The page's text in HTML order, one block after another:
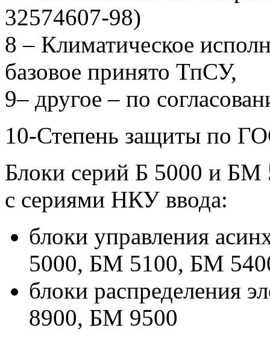
32574607-98)
8 – Климатическое
базовое принято ТпСУ,
9– другое – по
10-Степень защиты по
Блоки серий Б 5000 и БМ
с сериями НКУ ввода:
блоки управления
5000, БМ 5100, БМ
блоки распределения
8900, БМ 9500